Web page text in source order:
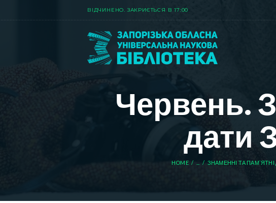
ВIДЧИНЕНО. ЗАКРИЄТЬСЯ В 17:00
Червень.
дати
HOME ... ЗНАМЕННІ ТА